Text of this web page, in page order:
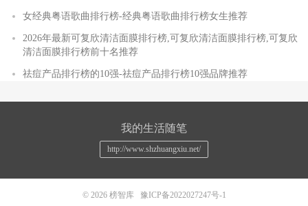
女经典粤语歌曲排行榜-经典粤语歌曲排行榜女生推荐
2026年最新可复欣清洁面膜排行榜,可复欣清洁面膜排行榜,可复欣
清洁面膜排行榜前十名推荐
祛痘产品排行榜的10强-祛痘产品排行榜10强品牌推荐
我的生活随笔
http://www.shzhuangxiu.net/
© 2026 榜智库 豫ICP备2022027247号-1